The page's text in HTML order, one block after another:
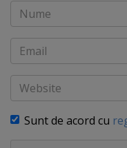
Nume
Email
Website
Sunt de acord cu